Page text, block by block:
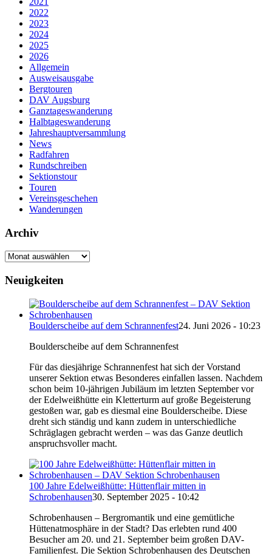
2022
2023
2024
2025
2026
Allgemein
Ausweisausgabe
Bergtouren
DAV Augsburg
Ganztageswanderung
Halbtageswanderung
Jahreshauptversammlung
News
Radfahren
Rundschreiben
Sektionstour
Touren
Vereinsgeschehen
Wanderungen
Archiv
Archiv
Neuigkeiten
Boulderscheibe auf dem Schrannenfest24. Juni 2026 - 10:23
Boulderscheibe auf dem Schrannenfest
Für das diesjährige Schrannenfest hat sich der Vorstand
unserer Sektion etwas Besonderes einfallen lassen. Nachdem
schon beim 10-jährigen Jubiläum im letzten September vor
der Edelweißhütte ein Kletterturm auf große Begeisterung
gestoßen war, gab es diesmal eine Boulderscheibe. Diese
dreht sich ständig und kann zudem in unterschiedliche
Schräglagen gebracht werden – was das Ganze deutlich
anspruchsvoller macht.
100 Jahre Edelweißhütte: Hüttenflair mitten in
Schrobenhausen30. September 2025 - 10:42
Schrobenhausen – Bergromantik und eine gemütliche
Hüttenatmosphäre in der Stadt? Das erlebten rund 400
Besucher am 20. und 21. September beim großen DAV-
Familienfest. Die Sektion Schrobenhausen des Deutschen